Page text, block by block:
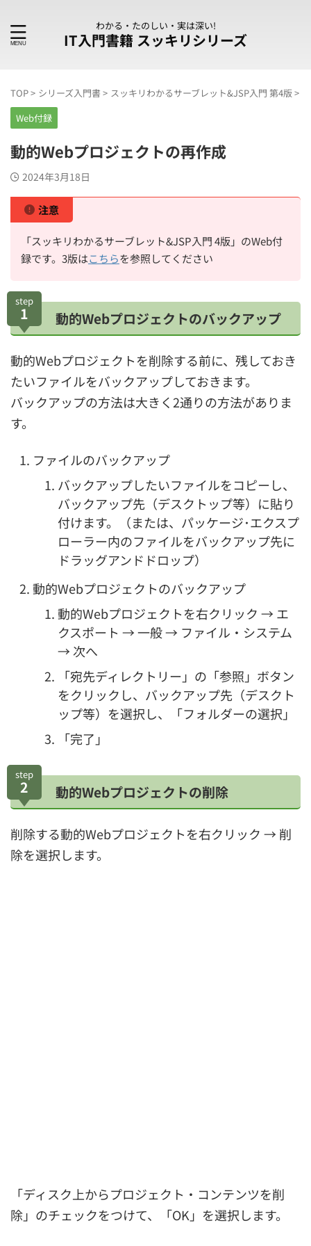
わかる・たのしい・実は深い!
IT入門書籍 スッキリシリーズ
TOP> シリーズ入門書> スッキリわかるサーブレット&JSP入門 第4版 >
Web付録
動的Webプロジェクトの再作成
2024年3月18日
注意
「スッキリわかるサーブレット&JSP入門 4版」のWeb付
録です。3版はこちらを参照してください
step
1 動的Webプロジェクトのバックアップ
動的Webプロジェクトを削除する前に、残しておき
たいファイルをバックアップしておきます。
バックアップの方法は大きく2通りの方法がありま
す。
ファイルのバックアップ
バックアップしたいファイルをコピーし、
バックアップ先（デスクトップ等）に貼り
付けます。（または、パッケージ･エクスプ
ローラー内のファイルをバックアップ先に
ドラッグアンドドロップ）
動的Webプロジェクトのバックアップ
動的Webプロジェクトを右クリック → エ
クスポート → 一般 → ファイル・システム
→ 次へ
「宛先ディレクトリー」の「参照」ボタン
をクリックし、バックアップ先（デスクト
ップ等）を選択し、「フォルダーの選択」
「完了」
step
2 動的Webプロジェクトの削除
削除する動的Webプロジェクトを右クリック → 削
除を選択します。
「ディスク上からプロジェクト・コンテンツを削
除」のチェックをつけて、「OK」を選択します。